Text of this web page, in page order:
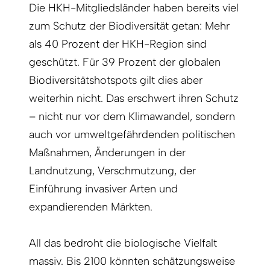
Die HKH-Mitgliedsländer haben bereits viel
zum Schutz der Biodiversität getan: Mehr
als 40 Prozent der HKH-Region sind
geschützt. Für 39 Prozent der globalen
Biodiversitätshotspots gilt dies aber
weiterhin nicht. Das erschwert ihren Schutz
– nicht nur vor dem Klimawandel, sondern
auch vor umweltgefährdenden politischen
Maßnahmen, Änderungen in der
Landnutzung, Verschmutzung, der
Einführung invasiver Arten und
expandierenden Märkten.
All das bedroht die biologische Vielfalt
massiv. Bis 2100 könnten schätzungsweise